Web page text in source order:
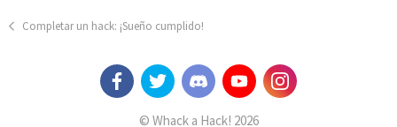
Completar un hack: ¡Sueño cumplido!
© Whack a Hack! 2026